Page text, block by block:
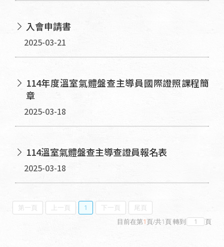
入會申請書
2025-03-21
114年度溫室氣體盤查主導員國際證照課程簡
章
2025-03-18
114溫室氣體盤查主導查證員報名表
2025-03-18
第一頁 上一頁 1 下一頁
尾頁
目前在第1頁/共1頁轉到 頁